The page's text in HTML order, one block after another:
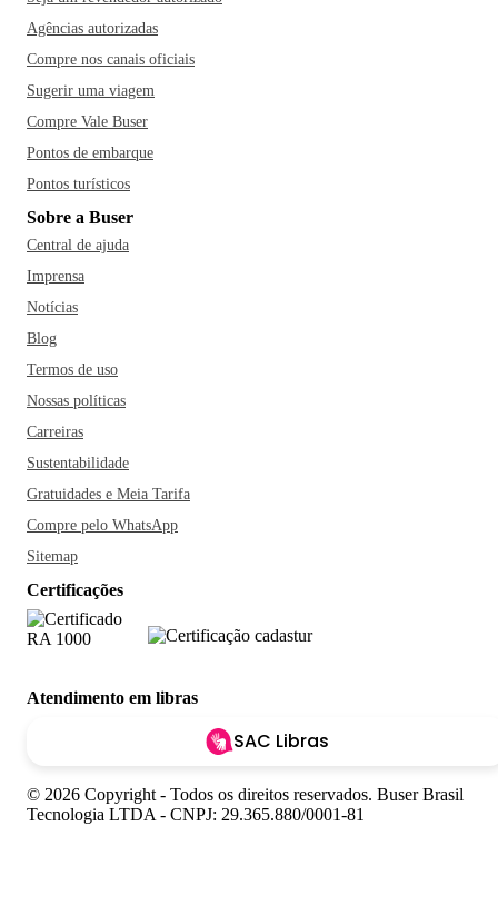
Agências autorizadas
Compre nos canais oficiais
Sugerir uma viagem
Compre Vale Buser
Pontos de embarque
Pontos turísticos
Sobre a Buser
Central de ajuda
Imprensa
Notícias
Blog
Termos de uso
Nossas políticas
Carreiras
Sustentabilidade
Gratuidades e Meia Tarifa
Compre pelo WhatsApp
Sitemap
Certificações
Atendimento em libras
SAC Libras
© 2026 Copyright - Todos os direitos reservados. Buser Brasil
Tecnologia LTDA - CNPJ: 29.365.880/0001-81